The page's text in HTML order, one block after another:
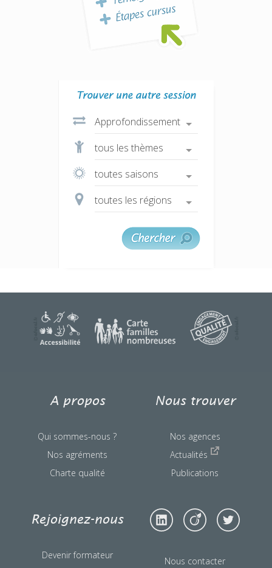
une question ?
A propos
Qui sommes-nous ?
Nos agréments
Charte qualité
Nous trouver
Nos agences
Actualités
Publications
Rejoignez-nous
Devenir formateur
Nous contacter